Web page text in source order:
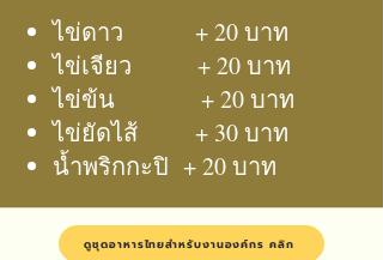
ไข่ดาว + 20 บาท
ไข่เจียว + 20 บาท
ไข่ข้น + 20 บาท
ไข่ยัดไส้ + 30 บาท
น้ำพริกกะปิ + 20 บาท
ดูชุดอาหารไทยสำหรับงานองค์กร คลิก